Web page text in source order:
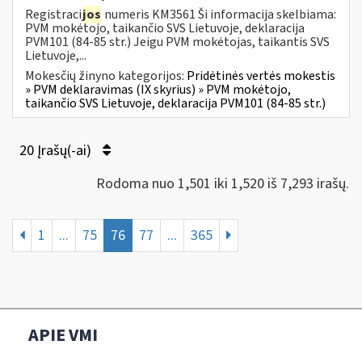
Registracijos numeris KM3561 Ši informacija skelbiama:
PVM mokėtojo, taikančio SVS Lietuvoje, deklaracija
PVM101 (84-85 str.) Jeigu PVM mokėtojas, taikantis SVS
Lietuvoje,...
Mokesčių žinyno kategorijos: Pridėtinės vertės mokestis
» PVM deklaravimas (IX skyrius) » PVM mokėtojo,
taikančio SVS Lietuvoje, deklaracija PVM101 (84-85 str.)
20 Įrašų(-ai)
Rodoma nuo 1,501 iki 1,520 iš 7,293 irašų.
1 ... 75 76 77 ... 365
APIE VMI